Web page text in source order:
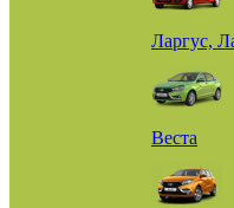
Ларгус,
Веста